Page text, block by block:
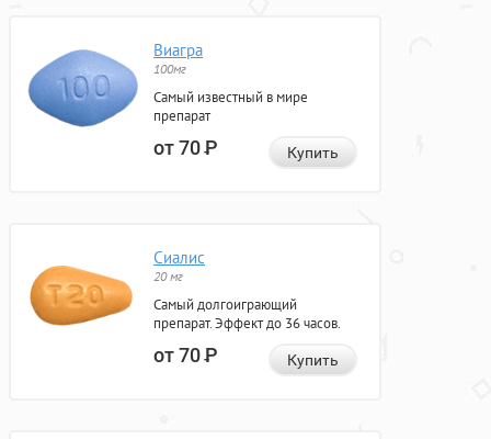
Виагра
100мг
Самый известный в мире
препарат
от 70Р Купить
Сиалис
20 мг
Самый долгоиграющий
препарат. Эффект до 36 часов.
от 70Р Купить